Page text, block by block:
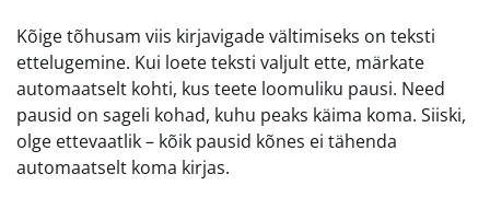
Kõige tõhusam viis kirjavigade vältimiseks on teksti
ettelugemine. Kui loete teksti valjult ette, märkate
automaatselt kohti, kus teete loomuliku pausi. Need
pausid on sageli kohad, kuhu peaks käima koma. Siiski,
olge ettevaatlik – kõik pausid kõnes ei tähenda
automaatselt koma kirjas.